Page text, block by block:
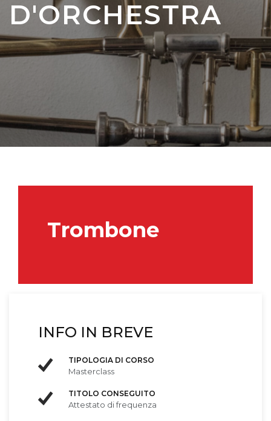
D'ORCHESTRA
Trombone
INFO IN BREVE
TIPOLOGIA DI CORSO
Masterclass
TITOLO CONSEGUITO
Attestato di frequenza